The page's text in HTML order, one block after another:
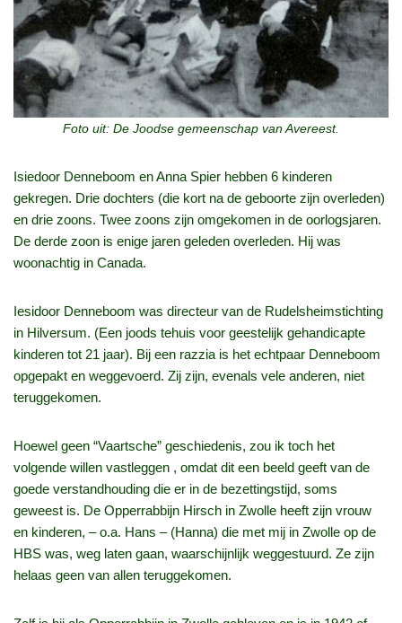
Foto uit: De Joodse gemeenschap van Avereest.
Isiedoor Denneboom en Anna Spier hebben 6 kinderen
gekregen. Drie dochters (die kort na de geboorte zijn overleden)
en drie zoons. Twee zoons zijn omgekomen in de oorlogsjaren.
De derde zoon is enige jaren geleden overleden. Hij was
woonachtig in Canada.
Iesidoor Denneboom was directeur van de Rudelsheimstichting
in Hilversum. (Een joods tehuis voor geestelijk gehandicapte
kinderen tot 21 jaar). Bij een razzia is het echtpaar Denneboom
opgepakt en weggevoerd. Zij zijn, evenals vele anderen, niet
teruggekomen.
Hoewel geen “Vaartsche” geschiedenis, zou ik toch het
volgende willen vastleggen , omdat dit een beeld geeft van de
goede verstandhouding die er in de bezettingstijd, soms
geweest is. De Opperrabbijn Hirsch in Zwolle heeft zijn vrouw
en kinderen, – o.a. Hans – (Hanna) die met mij in Zwolle op de
HBS was, weg laten gaan, waarschijnlijk weggestuurd. Ze zijn
helaas geen van allen teruggekomen.